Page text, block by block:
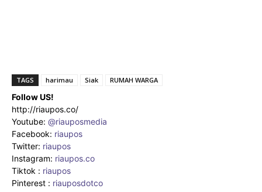
TAGS harimau Siak RUMAH WARGA
Follow US!
http://riaupos.co/
Youtube: @riauposmedia
Facebook: riaupos
Twitter: riaupos
Instagram: riaupos.co
Tiktok : riaupos
Pinterest : riauposdotco